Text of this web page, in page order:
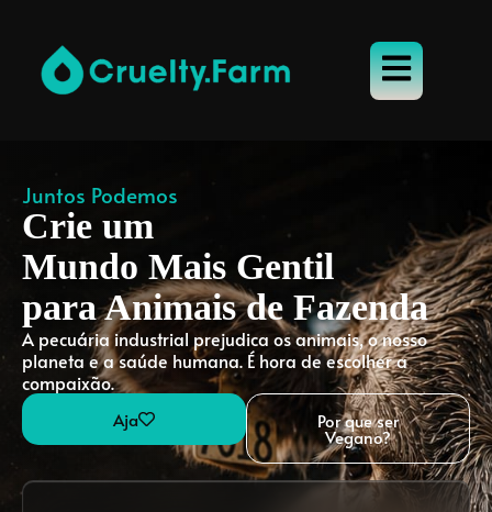
Juntos Podemos
Crie um
Mundo Mais Gentil
para Animais de Fazenda
A pecuária industrial prejudica os animais, o nosso
planeta e a saúde humana. É hora de escolher a
compaixão.
Aja Por que ser
Vegano?